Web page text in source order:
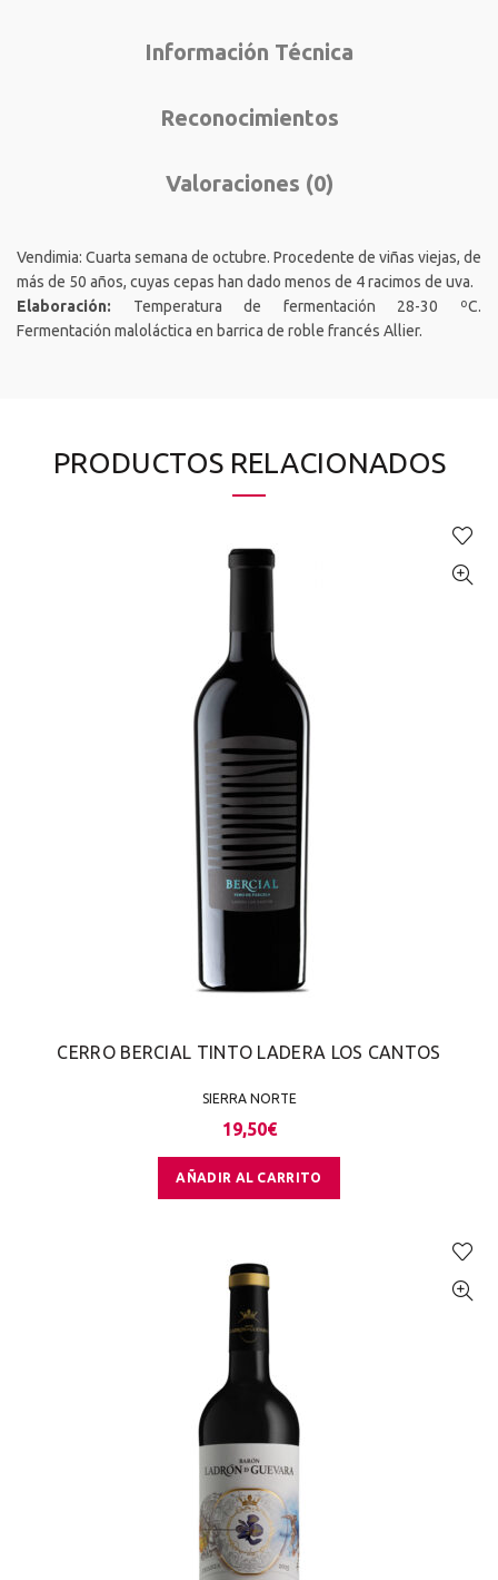
Información Técnica
Reconocimientos
Valoraciones (0)
Vendimia: Cuarta semana de octubre. Procedente de viñas viejas, de
más de 50 años, cuyas cepas han dado menos de 4 racimos de uva.
Elaboración: Temperatura de fermentación 28-30 ºC.
Fermentación maloláctica en barrica de roble francés Allier.
PRODUCTOS RELACIONADOS
CERRO BERCIAL TINTO LADERA LOS CANTOS
SIERRA NORTE
19,50€
AÑADIR AL CARRITO